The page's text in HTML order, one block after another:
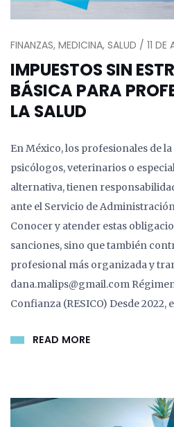
FINANZAS, MEDICINA, SALUD / 11 DE
IMPUESTOS SIN
BÁSICA PARA
LA SALUD
En México, los profesionales de
psicólogos, veterinarios o
alternativa, tienen
ante el Servicio de
Conocer y atender estas
sanciones, sino que también
profesional más organizada y
dana.malips@gmail.com
Confianza (RESICO) Desde 2022,
READ MORE